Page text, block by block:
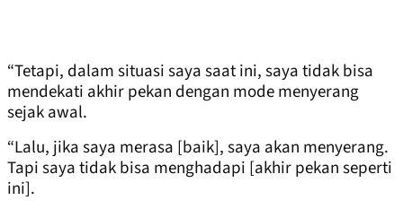
“Tetapi, dalam situasi saya saat ini, saya tidak bisa
mendekati akhir pekan dengan mode menyerang
sejak awal.
“Lalu, jika saya merasa [baik], saya akan menyerang.
Tapi saya tidak bisa menghadapi [akhir pekan seperti
ini].